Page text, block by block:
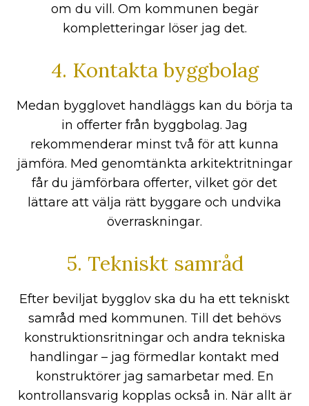
om du vill. Om kommunen begär
kompletteringar löser jag det.
4. Kontakta byggbolag
Medan bygglovet handläggs kan du börja ta
in offerter från byggbolag. Jag
rekommenderar minst två för att kunna
jämföra. Med genomtänkta arkitektritningar
får du jämförbara offerter, vilket gör det
lättare att välja rätt byggare och undvika
överraskningar.
5. Tekniskt samråd
Efter beviljat bygglov ska du ha ett tekniskt
samråd med kommunen. Till det behövs
konstruktionsritningar och andra tekniska
handlingar – jag förmedlar kontakt med
konstruktörer jag samarbetar med. En
kontrollansvarig kopplas också in. När allt är